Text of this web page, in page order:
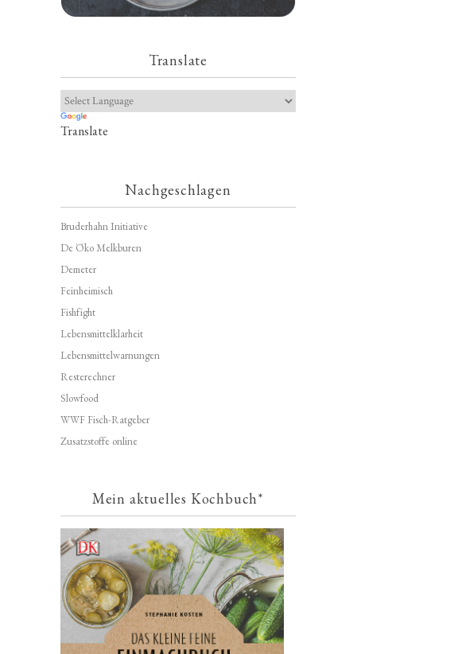
Translate
Translate
Nachgeschlagen
Bruderhahn Initiative
De Öko Melkburen
Demeter
Feinheimisch
Fishfight
Lebensmittelklarheit
Lebensmittelwarnungen
Resterechner
Slowfood
WWF Fisch-Ratgeber
Zusatzstoffe online
Mein aktuelles Kochbuch*